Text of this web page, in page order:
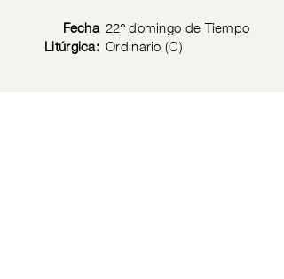
Fecha
Litúrgica:
22º domingo de Tiempo
Ordinario (C)